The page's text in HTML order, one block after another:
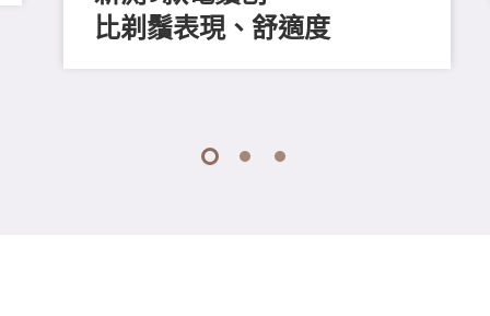
比剃鬚表現、舒適度
1 2 3